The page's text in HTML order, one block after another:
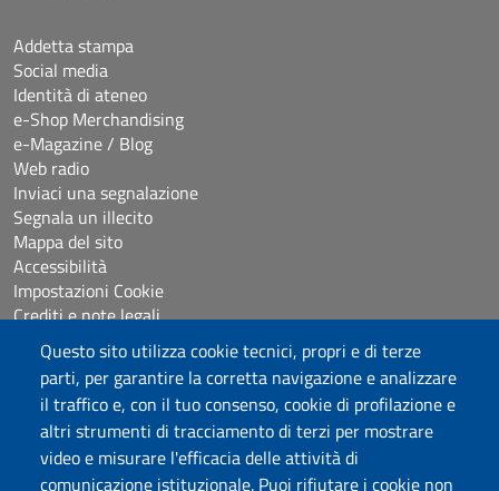
Questo sito utilizza cookie tecnici, propri e di terze
parti, per garantire la corretta navigazione e analizzare
il traffico e, con il tuo consenso, cookie di profilazione e
altri strumenti di tracciamento di terzi per mostrare
video e misurare l'efficacia delle attività di
comunicazione istituzionale. Puoi rifiutare i cookie non
Addetta stampa
Social media
Identità di ateneo
e-Shop Merchandising
e-Magazine / Blog
Web radio
Inviaci una segnalazione
Segnala un illecito
Mappa del sito
Accessibilità
Impostazioni Cookie
Crediti e note legali
Seguici su
Chatta con noi